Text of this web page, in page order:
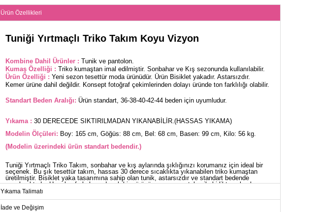
Ürün Özellikleri
Tuniği Yırtmaçlı Triko Takım Koyu Vizyon
Kombine Dahil Ürünler : Tunik ve pantolon.
Kumaş Özelliği : Triko kumaştan imal edilmiştir. Sonbahar ve Kış sezonunda kullanılabilir.
Ürün Özelliği : Yeni sezon tesettür moda ürünüdür. Ürün Bisiklet yakadır. Astarsızdır.
Kemer ürüne dahil değildir. Konsept fotoğraf çekimlerinden dolayı üründe ton farklılığı olabilir.
Standart Beden Aralığı: Ürün standart, 36-38-40-42-44 beden için uyumludur.
Yıkama : 30 DERECEDE SIKTIRILMADAN YIKANABİLİR.(HASSAS YIKAMA)
Modelin Ölçüleri: Boy: 165 cm, Göğüs: 88 cm, Bel: 68 cm, Basen: 99 cm, Kilo: 56 kg.
(Modelin üzerindeki ürün standart bedendir.)
Tuniği Yırtmaçlı Triko Takım, sonbahar ve kış aylarında şıklığınızı korumanız için ideal bir
seçenek. Bu şık tesettür takım, hassas 30 derece sıcaklıkta yıkanabilen triko kumaştan
üretilmiştir. Bisiklet yaka tasarımına sahip olan tunik, astarsızdır ve standart bedende
sunulmaktadır. Hem konforlu hem de şık bir görünüm sunan pantolon ile birlikte gelen bu
takım, günlük kullanımınız için mükemmel bir alternatif.
TUNİK BEDEN ÖLÇÜLERİ (CM)
Yıkama Talimatı
İade ve Değişim